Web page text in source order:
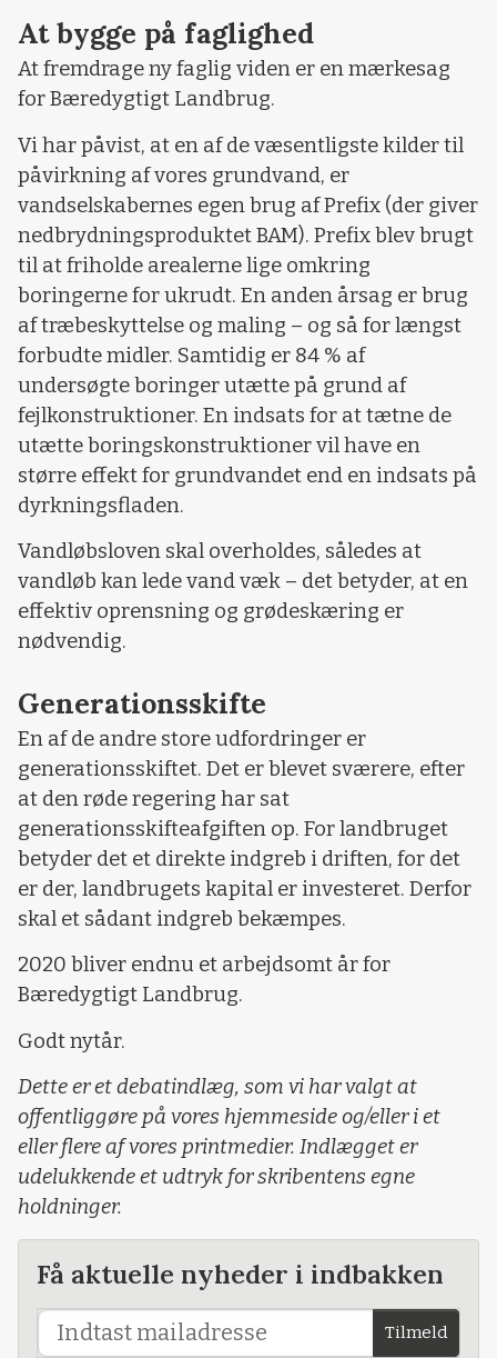
At bygge på faglighed
At fremdrage ny faglig viden er en mærkesag
for Bæredygtigt Landbrug.
Vi har påvist, at en af de væsentligste kilder til
påvirkning af vores grundvand, er
vandselskabernes egen brug af Prefix (der giver
nedbrydningsproduktet BAM). Prefix blev brugt
til at friholde arealerne lige omkring
boringerne for ukrudt. En anden årsag er brug
af træbeskyttelse og maling – og så for længst
forbudte midler. Samtidig er 84 % af
undersøgte boringer utætte på grund af
fejlkonstruktioner. En indsats for at tætne de
utætte boringskonstruktioner vil have en
større effekt for grundvandet end en indsats på
dyrkningsfladen.
Vandløbsloven skal overholdes, således at
vandløb kan lede vand væk – det betyder, at en
effektiv oprensning og grødeskæring er
nødvendig.
Generationsskifte
En af de andre store udfordringer er
generationsskiftet. Det er blevet sværere, efter
at den røde regering har sat
generationsskifteafgiften op. For landbruget
betyder det et direkte indgreb i driften, for det
er der, landbrugets kapital er investeret. Derfor
skal et sådant indgreb bekæmpes.
2020 bliver endnu et arbejdsomt år for
Bæredygtigt Landbrug.
Godt nytår.
Dette er et debatindlæg, som vi har valgt at
offentliggøre på vores hjemmeside og/eller i et
eller flere af vores printmedier. Indlægget er
udelukkende et udtryk for skribentens egne
holdninger.
Få aktuelle nyheder i indbakken
Tilmeld